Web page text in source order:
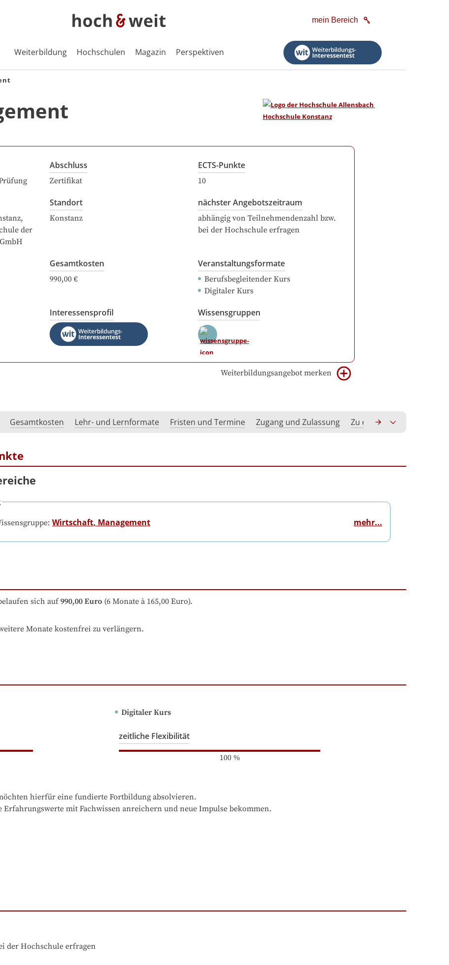
mein Bereich
Weiterbildung Hochschulen Magazin Perspektiven
Abschluss
Zertifikat
ECTS-Punkte
10
der
Standort
Konstanz
nächster Angebotszeitraum
abhängig von Teilnehmendenzahl bzw.
bei der Hochschule erfragen
Gesamtkosten
990,00 €
Veranstaltungsformate
Berufsbegleitender Kurs
Digitaler Kurs
Interessensprofil Wissensgruppen
Weiterbildungsangebot merken
Gesamtkosten Lehr- und Lernformate Fristen und Termine Zugang und Zulassung Zu erwerbende
Wirtschaft, Management mehr...
sich auf990,00 Euro (6 Monate à 165,00 Euro).
Monate kostenfrei zu verlängern.
Digitaler Kurs
zeitliche Flexibilität
100%
hierfür eine fundierte Fortbildung absolvieren.
mit Fachwissen anreichern und neue Impulse bekommen.
der Hochschule erfragen